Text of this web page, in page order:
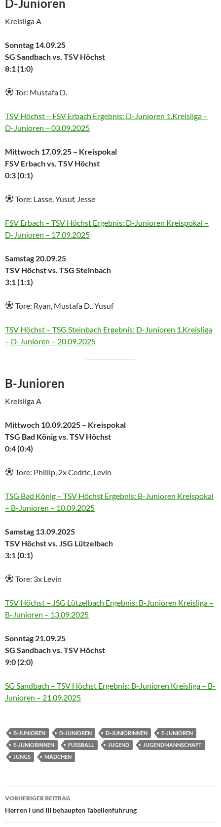
D-Junioren
Kreisliga A
Sonntag 14.09.25
SG Sandbach vs. TSV Höchst
8:1 (1:0)
Tor: Mustafa D.
TSV Höchst – FSV Erbach Ergebnis: D-Junioren 1.Kreisliga –
D-Junioren – 03.09.2025
Mittwoch 17.09.25 – Kreispokal
FSV Erbach vs. TSV Höchst
0:3 (0:1)
Tore: Lasse, Yusuf, Jesse
FSV Erbach – TSV Höchst Ergebnis: D-Junioren Kreispokal –
D-Junioren – 17.09.2025
Samstag 20.09.25
TSV Höchst vs. TSG Steinbach
3:1 (1:1)
Tore: Ryan, Mustafa D., Yusuf
TSV Höchst – TSG Steinbach Ergebnis: D-Junioren 1.Kreisliga
– D-Junioren – 20.09.2025
B-Junioren
Kreisliga A
Mittwoch 10.09.2025 – Kreispokal
TSG Bad König vs. TSV Höchst
0:4 (0:4)
Tore: Phillip, 2x Cedric, Levin
TSG Bad König – TSV Höchst Ergebnis: B-Junioren Kreispokal
– B-Junioren – 10.09.2025
Samstag 13.09.2025
TSV Höchst vs. JSG Lützelbach
3:1 (0:1)
Tore: 3x Levin
TSV Höchst – JSG Lützelbach Ergebnis: B-Junioren Kreisliga –
B-Junioren – 13.09.2025
Sonntag 21.09.25
SG Sandbach vs. TSV Höchst
9:0 (2:0)
SG Sandbach – TSV Höchst Ergebnis: B-Junioren Kreisliga – B-
Junioren – 21.09.2025
B-JUNIOREN D-JUNIOREN D-JUNIORINNEN
E-JUNIOREN
E-JUNIORINNEN
FUSSBALL JUGEND
JUGENDMANNSCHAFT
JUNGS
MÄDCHEN
Beitragsnavigation
VORHERIGER BEITRAG
Herren I und III behaupten Tabellenführung